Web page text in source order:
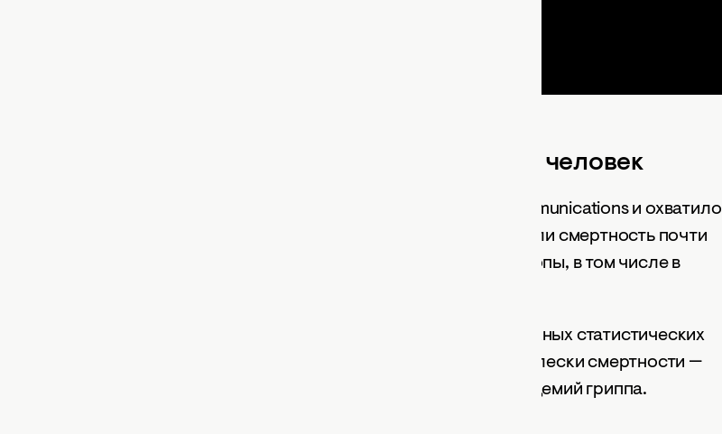
Беспрецедентный анализ 400 миллионов человек
в журнале Nature Communications и охватило
данные с 1992 по 2019 год. Ученые проанализировали смертность почти
400 миллионов жителей в 13 странах Западной Европы, в том числе в
Были изучены 450 регионов с использованием сложных статистических
методов, что позволило отсеять краткосрочные всплески смертности —
например, из-за жары 2003 года или сезонных эпидемий гриппа.